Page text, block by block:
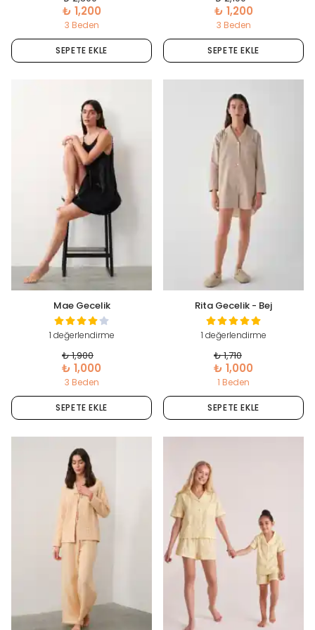
₺ 1,200
3 Beden
SEPETE EKLE
₺ 1,200
3 Beden
SEPETE EKLE
Mae Gecelik
1 değerlendirme
₺ 1,900
₺ 1,000
3 Beden
SEPETE EKLE
Rita Gecelik - Bej
1 değerlendirme
₺ 1,710
₺ 1,000
1 Beden
SEPETE EKLE